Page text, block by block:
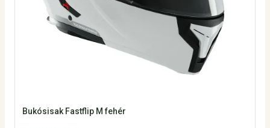
Bukósisak Fastflip M fehér